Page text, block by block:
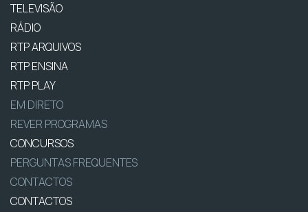
TELEVISÃO
RÁDIO
RTP ARQUIVOS
RTP ENSINA
RTP PLAY
EM DIRETO
REVER PROGRAMAS
CONCURSOS
PERGUNTAS FREQUENTES
CONTACTOS
CONTACTOS